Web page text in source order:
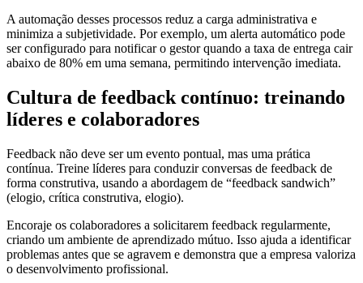
A automação desses processos reduz a carga administrativa e
minimiza a subjetividade. Por exemplo, um alerta automático pode
ser configurado para notificar o gestor quando a taxa de entrega cair
abaixo de 80% em uma semana, permitindo intervenção imediata.
Cultura de feedback contínuo: treinando
líderes e colaboradores
Feedback não deve ser um evento pontual, mas uma prática
contínua. Treine líderes para conduzir conversas de feedback de
forma construtiva, usando a abordagem de “feedback sandwich”
(elogio, crítica construtiva, elogio).
Encoraje os colaboradores a solicitarem feedback regularmente,
criando um ambiente de aprendizado mútuo. Isso ajuda a identificar
problemas antes que se agravem e demonstra que a empresa valoriza
o desenvolvimento profissional.